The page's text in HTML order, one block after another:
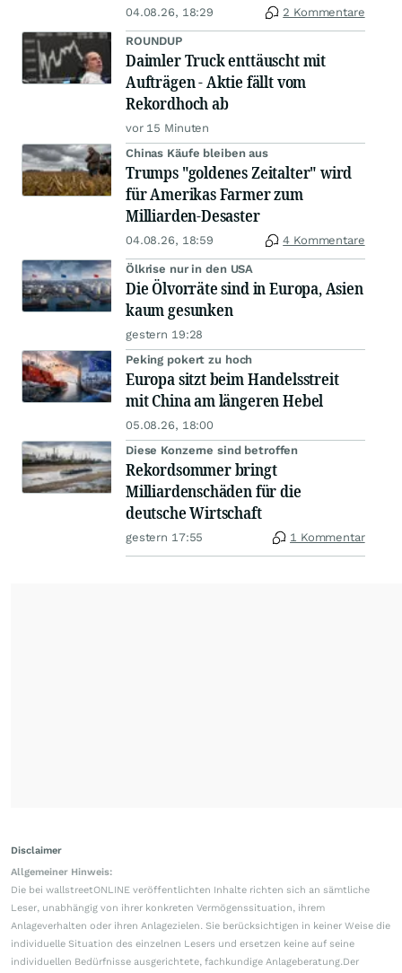
04.08.26, 18:29 2 Kommentare
ROUNDUP
Daimler Truck enttäuscht mit
Aufträgen - Aktie fällt vom
Rekordhoch ab
vor 15 Minuten
Chinas Käufe bleiben aus
Trumps "goldenes Zeitalter" wird
für Amerikas Farmer zum
Milliarden-Desaster
04.08.26, 18:59 4 Kommentare
Ölkrise nur in den USA
Die Ölvorräte sind in Europa, Asien
kaum gesunken
gestern 19:28
Peking pokert zu hoch
Europa sitzt beim Handelsstreit
mit China am längeren Hebel
05.08.26, 18:00
Diese Konzerne sind betroffen
Rekordsommer bringt
Milliardenschäden für die
deutsche Wirtschaft
gestern 17:55 1 Kommentar
Disclaimer
Allgemeiner Hinweis:
Die bei wallstreetONLINE veröffentlichten Inhalte richten sich an sämtliche
Leser, unabhängig von ihrer konkreten Vermögenssituation, ihrem
Anlageverhalten oder ihren Anlagezielen. Sie berücksichtigen in keiner Weise die
individuelle Situation des einzelnen Lesers und ersetzen keine auf seine
individuellen Bedürfnisse ausgerichtete, fachkundige Anlageberatung.Der